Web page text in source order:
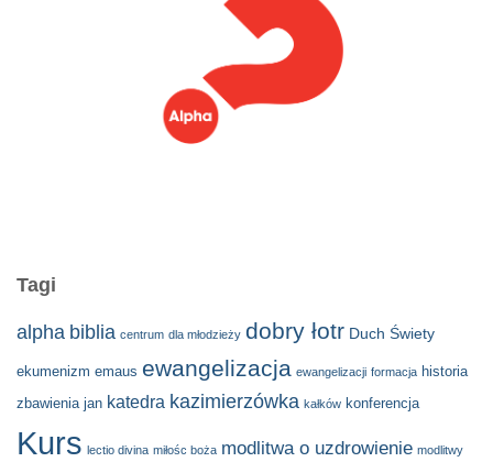
Tagi
alpha biblia centrum dla młodzieży dobry łotr Duch Świety
ekumenizm emaus ewangelizacja ewangelizacji formacja historia
zbawienia jan katedra kazimierzówka kałków konferencja
Kurs lectio divina miłośc boża modlitwa o uzdrowienie modlitwy